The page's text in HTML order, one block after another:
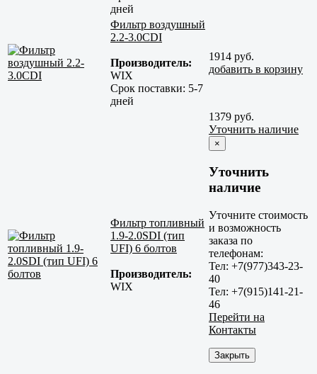
дней
Фильтр воздушный
2.2-3.0CDI
Производитель:
WIX
Срок поставки: 5-7
дней
1914 руб.
добавить в корзину
Фильтр топливный
1.9-2.0SDI (тип
UFI) 6 болтов
Производитель:
WIX
1379 руб.
Уточнить наличие
×
Уточнить
наличие
Уточните стоимость
и возможность
заказа по
телефонам:
Тел: +7(977)343-23-
40
Тел: +7(915)141-21-
46
Перейти на
Контакты
Закрыть